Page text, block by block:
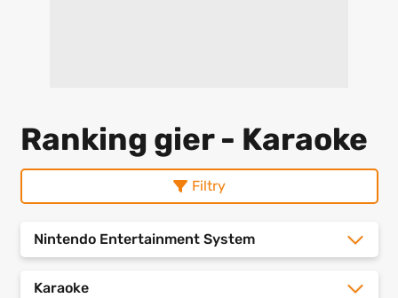
Ranking gier - Karaoke
Filtry
Nintendo Entertainment System
Karaoke